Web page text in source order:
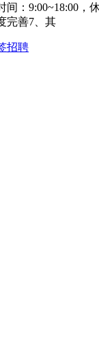
：9:00~18:00
完善7、其